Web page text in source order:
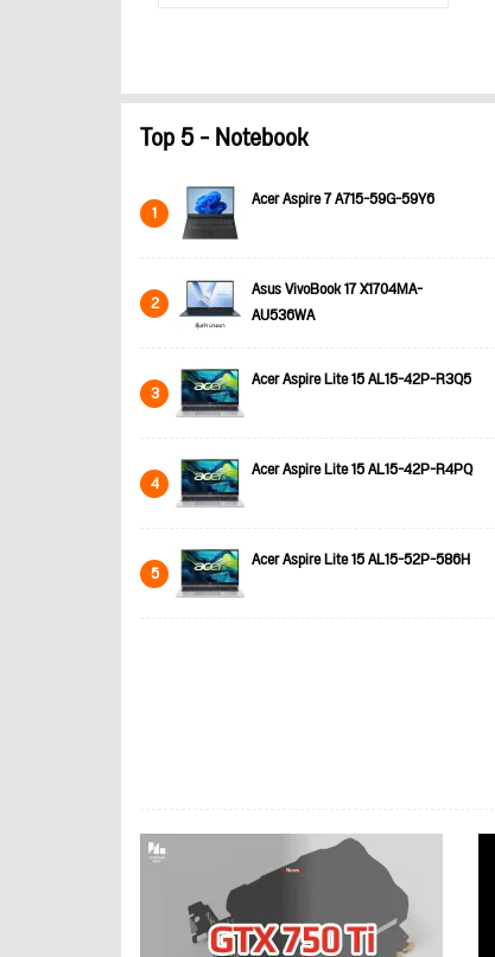
Top 5 - Notebook
1 Acer Aspire 7 A715-59G-59Y6
2
Asus VivoBook 17 X1704MA-
AU536WA
3 Acer Aspire Lite 15 AL15-42P-R3Q5
4 Acer Aspire Lite 15 AL15-42P-R4PQ
5 Acer Aspire Lite 15 AL15-52P-586H